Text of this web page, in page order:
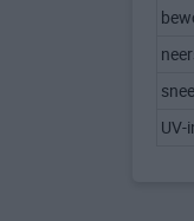
UV-